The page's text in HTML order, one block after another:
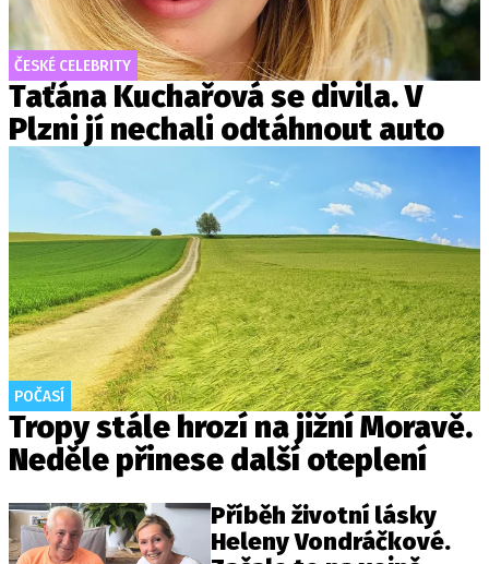
ČESKÉ CELEBRITY
Taťána Kuchařová se divila. V
Plzni jí nechali odtáhnout auto
POČASÍ
Tropy stále hrozí na jižní Moravě.
Neděle přinese další oteplení
Příběh životní lásky
Heleny Vondráčkové.